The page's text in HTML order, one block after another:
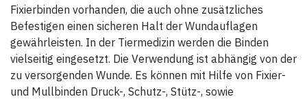
Fixierbinden vorhanden, die auch ohne zusätzliches
Befestigen einen sicheren Halt der Wundauflagen
gewährleisten. In der Tiermedizin werden die Binden
vielseitig eingesetzt. Die Verwendung ist abhängig von der
zu versorgenden Wunde. Es können mit Hilfe von Fixier-
und Mullbinden Druck-, Schutz-, Stütz-, sowie